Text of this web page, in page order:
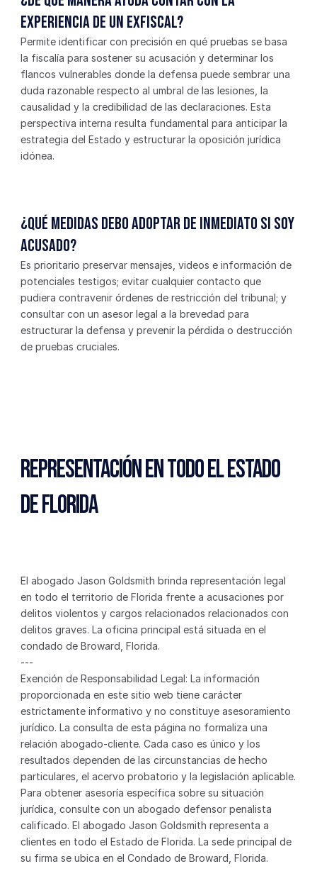
experiencia de un exfiscal?
Permite identificar con precisión en qué pruebas se basa
la fiscalía para sostener su acusación y determinar los
flancos vulnerables donde la defensa puede sembrar una
duda razonable respecto al umbral de las lesiones, la
causalidad y la credibilidad de las declaraciones. Esta
perspectiva interna resulta fundamental para anticipar la
estrategia del Estado y estructurar la oposición jurídica
idónea.
¿Qué medidas debo adoptar de inmediato si soy
acusado?
Es prioritario preservar mensajes, videos e información de
potenciales testigos; evitar cualquier contacto que
pudiera contravenir órdenes de restricción del tribunal; y
consultar con un asesor legal a la brevedad para
estructurar la defensa y prevenir la pérdida o destrucción
de pruebas cruciales.
Representación en Todo el Estado
de Florida
El abogado Jason Goldsmith brinda representación legal
en todo el territorio de Florida frente a acusaciones por
delitos violentos y cargos relacionados relacionados con
delitos graves. La oficina principal está situada en el
condado de Broward, Florida.
---
Exención de Responsabilidad Legal: La información
proporcionada en este sitio web tiene carácter
estrictamente informativo y no constituye asesoramiento
jurídico. La consulta de esta página no formaliza una
relación abogado-cliente. Cada caso es único y los
resultados dependen de las circunstancias de hecho
particulares, el acervo probatorio y la legislación aplicable.
Para obtener asesoría específica sobre su situación
jurídica, consulte con un abogado defensor penalista
calificado. El abogado Jason Goldsmith representa a
clientes en todo el Estado de Florida. La sede principal de
su firma se ubica en el Condado de Broward, Florida.